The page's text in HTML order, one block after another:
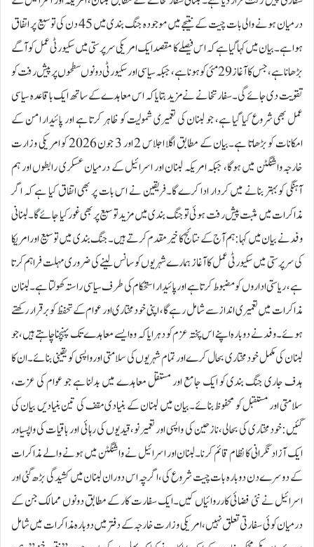
درمیان ہونے والی بات چیت کے نتیجے میں موجودہ جنگ بندی میں 45 دن کی توسیع پر اتفاق
ہوا ہے۔بیان میں کہا گیا ہے کہ اس فیصلے کا مقصد ایک امریکی سرپرستی میں سکیورٹی عمل کو آگے
بڑھانا ہے، جس کا آغاز 29 مئی کو ہونا ہے، جبکہ سیاسی اور سکیورٹی دونوں سطحوں پر پیش رفت کو
تقویت دی جائے گی۔سفارتخانے نے مزید بتایا کہ اس معاہدے کے ساتھ ایک باقاعدہ سیاسی
عمل بھی شروع کیا گیا ہے، جو لبنان کی تعمیری شمولیت کو ظاہر کرتا ہے اور پائیدار امن کے
امکانات کو بڑھاتا ہے۔بیان کے مطابق اگلا اجلاس 2 اور 3 جون 2026 کو امریکی وزارت
خارجہ واشنگٹن میں ہوگا، جبکہ امریکہ لبنان اور اسرائیل کے درمیان عسکری رابطوں اور ہم
آہنگی کو بہتر بنانے میں کردار ادا کرے گا۔فریقین نے اس بات پر بھی اتفاق کیا ہے کہ اگر
مذاکرات میں مثبت پیش رفت ہوئی تو جنگ بندی میں مزید توسیع پر بھی غور کیا جائے گا۔لبنانی
وفد نے بیان میں کہا:ہم آج کے نتائج کا خیرمقدم کرتے ہیں۔ جنگ بندی میں توسیع اور امریکا
کی سرپرستی میں سکیورٹی عمل کا آغاز ہمارے شہریوں کو سانس لینے کی ضروری مہلت فراہم کرتا
ہے، ریاستی اداروں کو مضبوط کرتا ہے اور پائیدار استحکام کی طرف سیاسی راستہ کھولتا ہے۔لبنان
مذاکرات میں تعمیری انداز سے شامل رہے گا، اپنی خودمختاری اور عوام کے تحفظ کو برقرار رکھتے
ہوئے۔وفد نے دوبارہ اپنے اس پختہ عزم کو دہرایا کہ وہ ایسے معاہدے تک پہنچنا چاہتے ہیں ،جو
لبنان کی مکمل خودمختاری بحال کرے اور تمام شہریوں کی سلامتی اور واپسی کو یقینی بنائے۔ ان کا
ہدف جاری جنگ بندی کو ایک جامع اور مستقل معاہدے میں بدلنا ہے جو عوام کی عزت،
سلامتی اور مستقبل کو محفوظ بنائے۔بیان میں لبنان کے بنیادی مقف کی تین بنیادیں بیان کی
گئیں:خودمختاری کی بحالی،نازحین کی واپسی اور تعمیر نو،قیدیوں کی رہائی اور باقیات کی واپسیاور
ایک آزاد نگرانی کا نظام قائم کرنا۔لبنان اور اسرائیل نے واشنگٹن میں ہونے والے مذاکرات
کے دوسرے دن دوبارہ بات چیت شروع کی، اگرچہ اس دوران لبنان میں کشیدگی بڑھ گئی اور
اسرائیل نے نئی فضائی کارروائیاں کیں۔ایک سفارت کار کے مطابق دونوں ممالک جن کے
درمیان کوئی سفارتی تعلق نہیں، امریکی وزارت خارجہ کے دفتر میں دوبارہ مذاکرات میں شامل